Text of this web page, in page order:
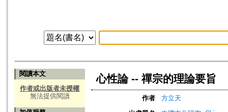
閱讀本文
作者或出版者未授權
無法提供閱讀
心性論 -- 禪宗的理論要旨
作者
方立天